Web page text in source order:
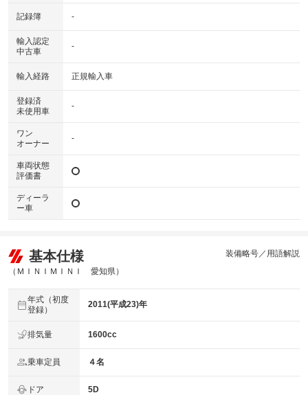
記録簿 -
輸入認定
中古車
-
輸入経路 正規輸入車
登録済
未使用車
-
ワン
オーナー
-
車両状態
評価書
ディーラ
ー車
基本仕様
（ＭＩＮＩＭＩＮＩ 愛知県）
装備略号／用語解説
年式（初度
登録）
2011(平成23)年
排気量 1600cc
乗車定員 ４名
ドア 5D